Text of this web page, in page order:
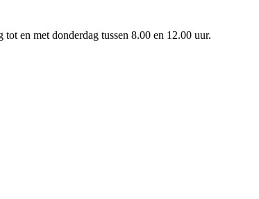
en met donderdag tussen 8.00 en 12.00 uur.